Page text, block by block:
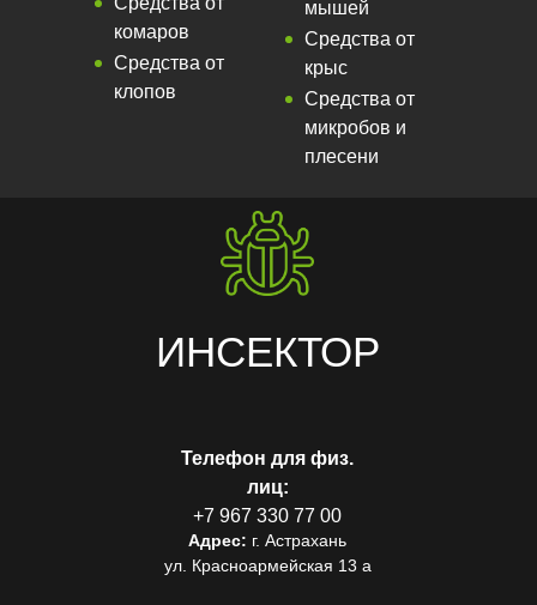
ИНСЕКТОР
Телефон для физ.
лиц:
+7 967 330 77 00
Средства от
микробов и
плесени
Средства от
крыс
мышей
Адрес: г. Астрахань
ул. Красноармейская 13 а
Средства от
клопов
комаров